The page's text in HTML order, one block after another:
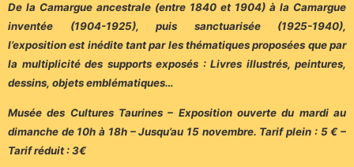
De la Camargue ancestrale (entre 1840 et 1904) à la Camargue
inventée (1904-1925), puis sanctuarisée (1925-1940),
l’exposition est inédite tant par les thématiques proposées que par
la multiplicité des supports exposés : Livres illustrés, peintures,
dessins, objets emblématiques…
Musée des Cultures Taurines – Exposition ouverte du mardi au
dimanche de 10h à 18h – Jusqu’au 15 novembre. Tarif plein : 5 € –
Tarif réduit : 3€